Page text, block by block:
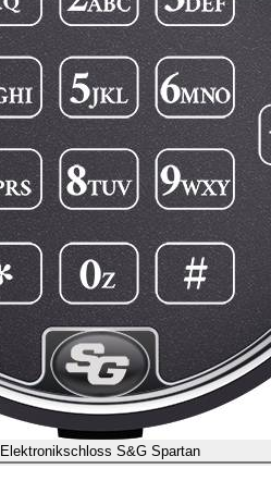
Elektronikschloss S&G Spartan